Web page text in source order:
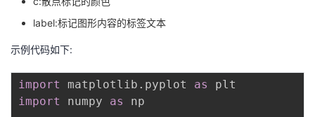
播
活
的
程
认
的
我
技
支
的
声
label:标记图形内容的标签文本
示例代码如下:
import matplotlib . pyplot as
import
numpy as np